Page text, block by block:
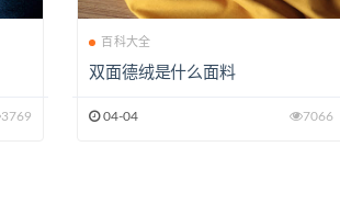
3769
百科大全
双面德绒是什么面料
04-04 7066